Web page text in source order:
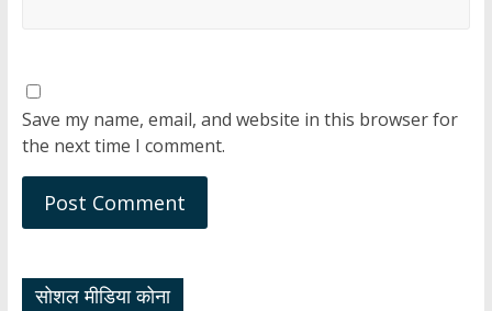
Save my name, email, and website in this browser for
the next time I comment.
सोशल मीडिया कोना